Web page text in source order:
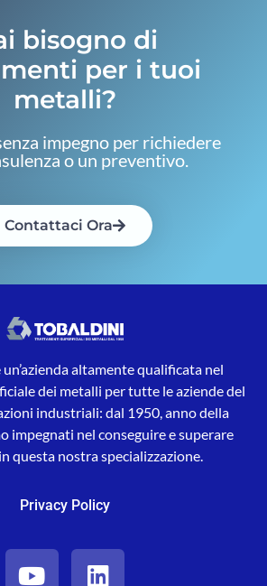
bisogno di
per i tuoi
metalli?
impegno per richiedere
o un preventivo.
Contattaci Ora
un’azienda altamente qualificata nel
dei metalli per tutte le aziende del
industriali: dal 1950, anno della
impegnati nel conseguire e superare
in questa nostra specializzazione.
Privacy Policy